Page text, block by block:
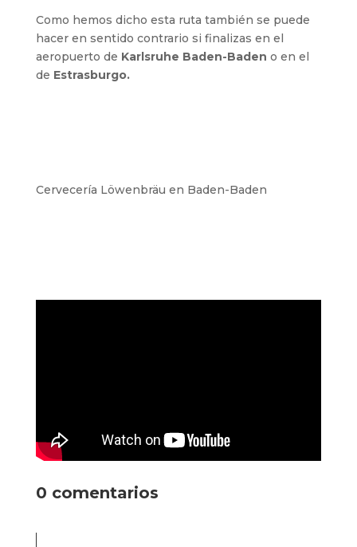
Como hemos dicho esta ruta también se puede
hacer en sentido contrario si finalizas en el
aeropuerto de Karlsruhe Baden-Baden o en el
de Estrasburgo.
Cervecería Löwenbräu en Baden-Baden
0 comentarios